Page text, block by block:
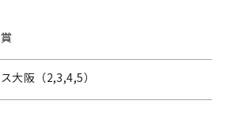
大阪（2,3,4,5）